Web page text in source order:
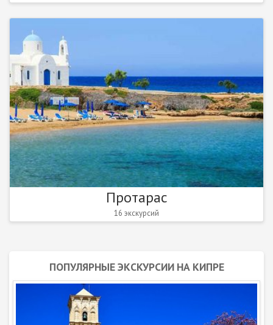
Протарас
16 экскурсий
ПОПУЛЯРНЫЕ ЭКСКУРСИИ НА КИПРЕ